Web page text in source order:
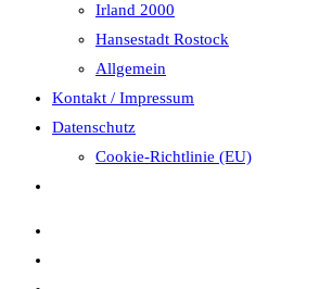
Irland 2000
Hansestadt Rostock
Allgemein
Kontakt / Impressum
Datenschutz
Cookie-Richtlinie (EU)